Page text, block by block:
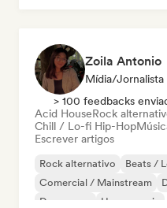
Zoila Antonio
Mídia/Jornalista
> 100 feedbacks
Acid HouseRock
Chill / Lo-fi Hip-Hop
Escrever artigos
Rock alternativo Beats /
Comercial / Mainstream
Dream pop
House music